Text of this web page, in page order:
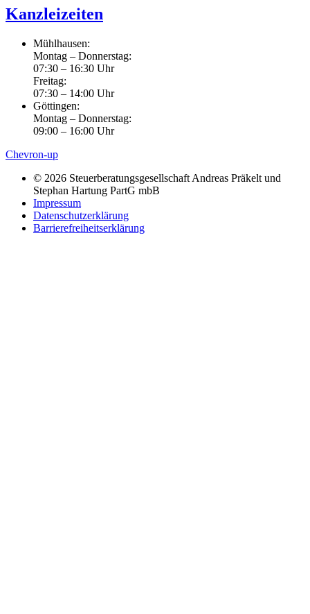
Kanzleizeiten
Mühlhausen:
Montag – Donnerstag:
07:30 – 16:30 Uhr
Freitag:
07:30 – 14:00 Uhr
Göttingen:
Montag – Donnerstag:
09:00 – 16:00 Uhr
Chevron-up
© 2026 Steuerberatungsgesellschaft Andreas Präkelt und
Stephan Hartung PartG mbB
Impressum
Datenschutzerklärung
Barrierefreiheitserklärung